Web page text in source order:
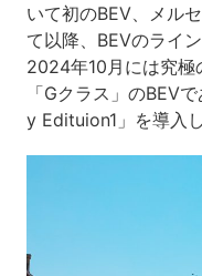
いて初のBEV、メル
て以降、BEVのライ
2024年10月には究極
「Gクラス」のBEV
y Edituion1」を導入し